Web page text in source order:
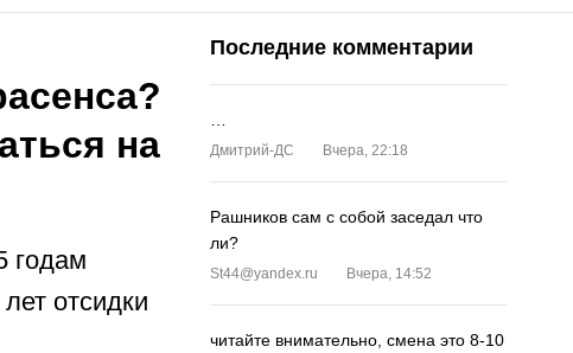
на
годам
отсидки
Последние комментарии
Дмитрий-ДС Вчера, 22:18
Рашников сам с собой заседал что
ли?
St44@yandex.ru Вчера, 14:52
читайте внимательно, смена это 8-10